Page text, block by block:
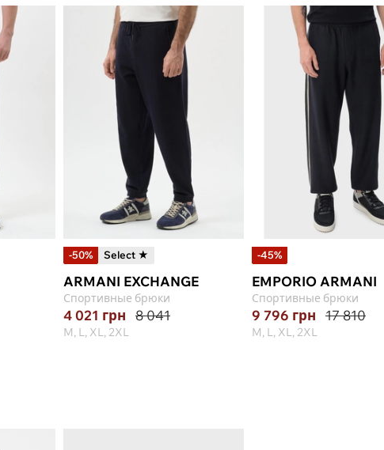
-50% Select ★
ARMANI EXCHANGE
Спортивные брюки
4 021 грн 8 041
M, L, XL, 2XL
-45%
EMPORIO ARMANI
Спортивные брюки
9 796 грн 17 810
M, L, XL, 2XL